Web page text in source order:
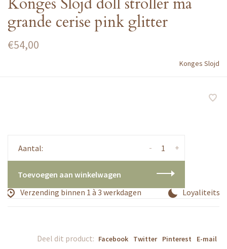
grande cerise pink glitter
€54,00
Konges Slojd
Aantal: +
-
Toevoegen aan winkelwagen
Verzending binnen 1 à 3 werkdagen
Deel dit product: Facebook Twitter Pinterest E-mail